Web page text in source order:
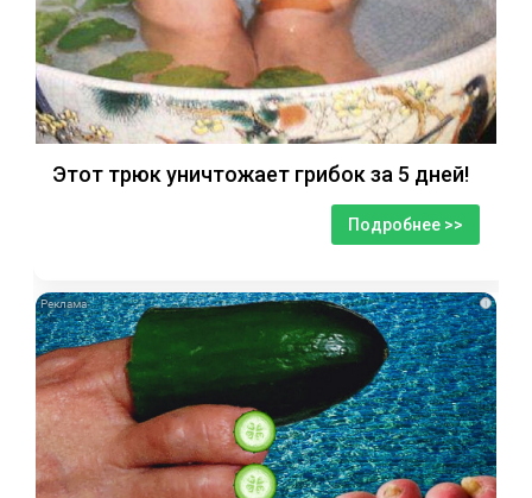
Этот трюк уничтожает грибок за 5 дней!
Подробнее >>
i